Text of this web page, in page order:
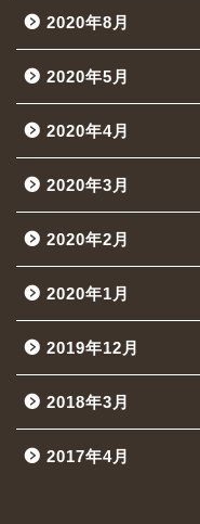
2020年8月
2020年5月
2020年4月
2020年3月
2020年2月
2020年1月
2019年12月
2018年3月
2017年4月